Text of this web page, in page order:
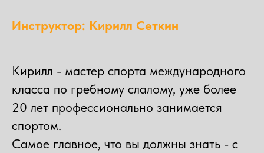
Инструктор: Кирилл Сеткин
Кирилл - мастер спорта международного
класса по гребному слалому, уже более
20 лет профессионально занимается
спортом.
Самое главное, что вы должны знать - с